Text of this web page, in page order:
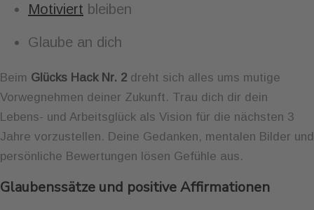
Motiviert bleiben
Glaube an dich
Beim Glücks Hack Nr. 2 dreht sich alles ums mutige
Vorwegnehmen deiner Zukunft. Trau dich dir dein
Lebens- und Arbeitsglück als Vision für die nächsten 3
Jahre vorzustellen. Deine Gedanken, mentalen Bilder und
persönliche Bewertungen lösen Gefühle aus.
Glaubenssätze und positive Affirmationen